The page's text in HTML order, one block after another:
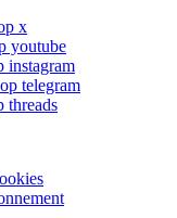
x
youtube
instagram
telegram
threads